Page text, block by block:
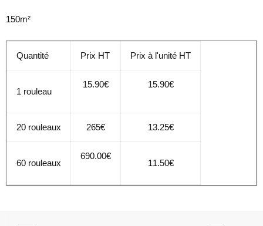
150m²
Quantité Prix HT Prix à l'unité HT
1 rouleau
15.90€ 15.90€
20 rouleaux 265€ 13.25€
60 rouleaux
690.00€
11.50€